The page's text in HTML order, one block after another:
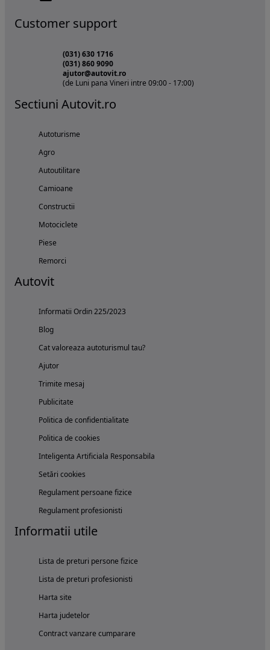
Customer support
(031) 630 1716
(031) 860 9090
ajutor@autovit.ro
(de Luni pana Vineri intre 09:00 - 17:00)
Sectiuni Autovit.ro
Autoturisme
Agro
Autoutilitare
Camioane
Constructii
Motociclete
Piese
Remorci
Autovit
Informatii Ordin 225/2023
Blog
Cat valoreaza autoturismul tau?
Ajutor
Trimite mesaj
Publicitate
Politica de confidentialitate
Politica de cookies
Inteligenta Artificiala Responsabila
Setări cookies
Regulament persoane fizice
Regulament profesionisti
Informatii utile
Lista de preturi persone fizice
Lista de preturi profesionisti
Harta site
Harta judetelor
Contract vanzare cumparare